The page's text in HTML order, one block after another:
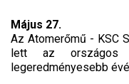
Május 27.
Az Atomerőmű - KSC
lett az országos
legeredményesebb